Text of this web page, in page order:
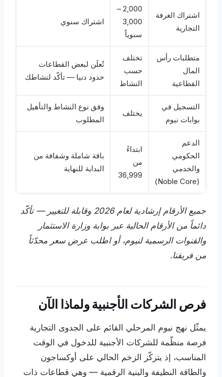
اشتراك الغرفة
التجارية
2,000 –
3,000
سنوياً
اشتراك سنوي
متطلبات رأس
المال
القطاعية
تختلف
حسب
النشاط
تُعلَن لبعض القطاعات
حدود دنيا — تأكّد لنشاطك
التسجيل في
بوابات نيوم
يختلف
وفق نوع النشاط والتأهيل
المطلوب
الدعم
الحكومي
والخدمي
(Noble Core)
ابتداءً
من
36,999
باقة شاملة وشفافة من
البداية للنهاية
جميع الأرقام إرشادية لعام 2026 وقابلة للتغيير — تأكّد
دائماً من الأرقام الحالية عبر بوابة وزارة الاستثمار
والقنوات الرسمية لنيوم، أو اطلب عرض سعر محدّثاً
من فريقنا.
فرص الشركات الأجنبية ولماذا الآن
يمثّل نهج نيوم المرحلي القائم على الجدوى التجارية
فرصة منظّمة للشركات الأجنبية للدخول في الوقت
المناسب، إذ يتركّز الزخم الحالي على أوكساجون
والطاقة النظيفة والبنية الرقمية — وهي قطاعات ذات